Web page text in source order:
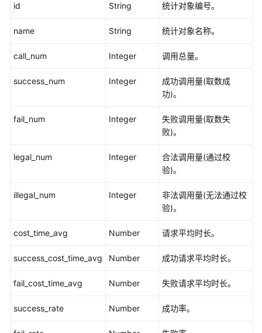
据
量
目
服
理
id String 统计对象编号。
name String 统计对象名称。
call_num Integer 调用总量。
success_num Integer
成功调用量(取数成
功)。
fail_num Integer
失败调用量(取数失
败)。
legal_num Integer
合法调用量(通过校
验)。
illegal_num Integer
非法调用量(无法通过校
验)。
cost_time_avg Number 请求平均时长。
success_cost_time_avg Number 成功请求平均时长。
fail_cost_time_avg Number 失败请求平均时长。
success_rate Number 成功率。